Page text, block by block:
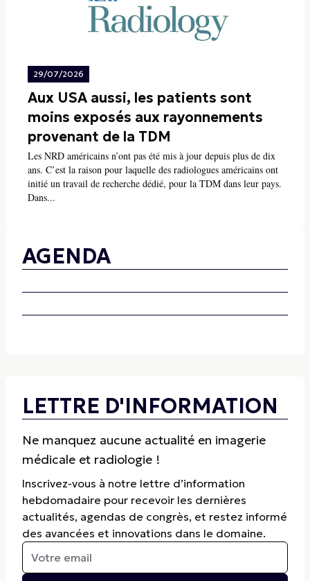
29/07/2026
Aux USA aussi, les patients sont
moins exposés aux rayonnements
provenant de la TDM
Les NRD américains n’ont pas été mis à jour depuis plus de dix
ans. C’est la raison pour laquelle des radiologues américains ont
initié un travail de recherche dédié, pour la TDM dans leur pays.
Dans...
AGENDA
LETTRE D'INFORMATION
Ne manquez aucune actualité en imagerie
médicale et radiologie !
Inscrivez-vous à notre lettre d’information
hebdomadaire pour recevoir les dernières
actualités, agendas de congrès, et restez informé
des avancées et innovations dans le domaine.